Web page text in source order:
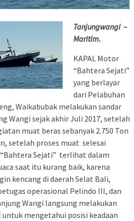
Tanjungwangi –
Maritim.
KAPAL Motor
“Bahtera Sejati”
yang berlayar
dari Pelabuhan
Waikabubak melakukan sandar
Wangi sejak akhir Juli 2017, setelah
muat beras sebanyak 2.750 Ton
setelah proses muat selesai
Sejati” terlihat dalam
saat itu kurang baik, karena
kencang di daerah Selat Bali,
operasional Pelindo III, dan
Wangi langsung melakukan
mengetahui posisi keadaan